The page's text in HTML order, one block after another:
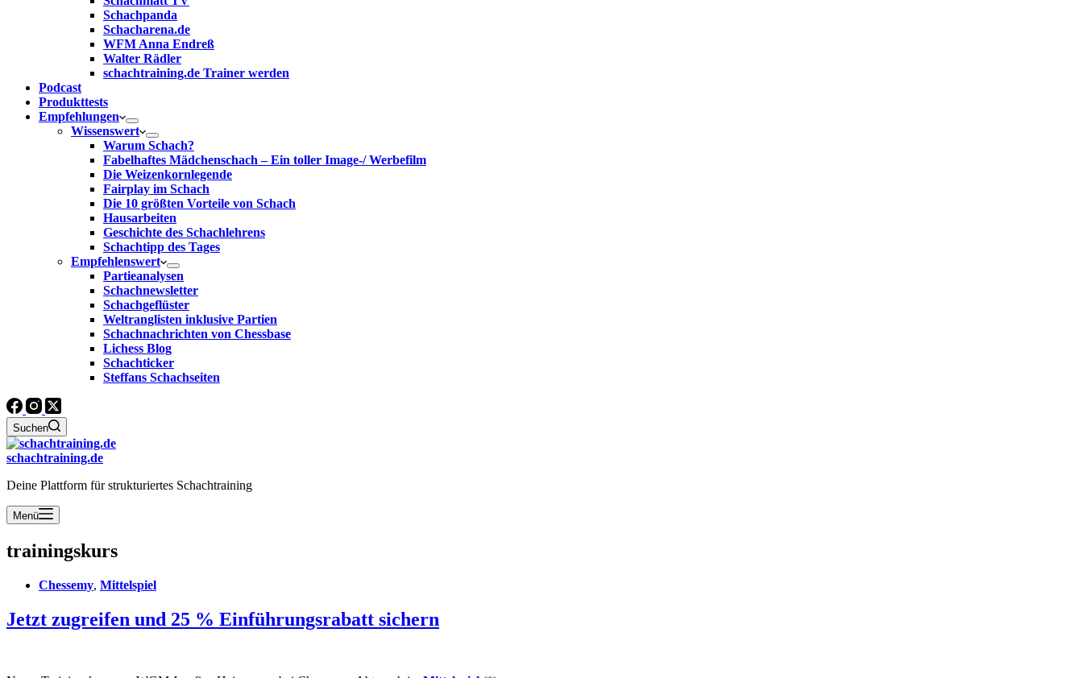
Schachpanda
Schacharena.de
WFM Anna Endreß
Walter Rädler
schachtraining.de Trainer werden
Podcast
Produkttests
Empfehlungen
Wissenswert
Warum Schach?
Fabelhaftes Mädchenschach – Ein toller Image-/ Werbefilm
Die Weizenkornlegende
Fairplay im Schach
Die 10 größten Vorteile von Schach‎
Hausarbeiten
Geschichte des Schachlehrens
Schachtipp des Tages
Empfehlenswert
Partieanalysen
Schachnewsletter
Schachgeflüster
Weltranglisten inklusive Partien
Schachnachrichten von Chessbase
Lichess Blog
Schachticker
Steffans Schachseiten
Suchen
schachtraining.de
Deine Plattform für strukturiertes Schachtraining
Menü
trainingskurs
Chessemy, Mittelspiel
Jetzt zugreifen und 25 % Einführungsrabatt sichern